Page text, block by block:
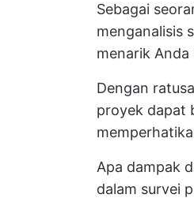
Sebagai
menganalisis
menarik
Dengan
proyek dapat
Apa dampak
dalam survei